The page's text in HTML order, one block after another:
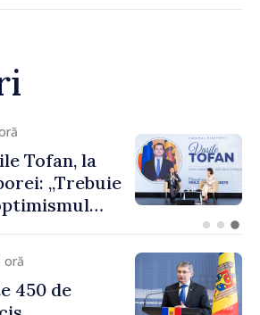
oră
plata
pentru
și a celor
oră
450 de